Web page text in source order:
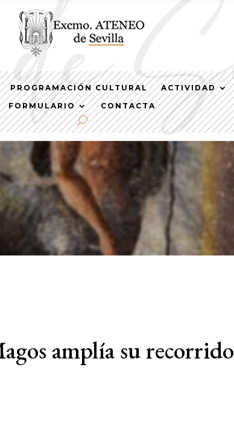
PROGRAMACIÓN CULTURAL ACTIVIDAD
FORMULARIO
CONTACTA
amplía su recorrido